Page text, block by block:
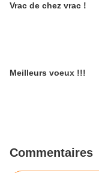
Vrac de chez vrac !
Meilleurs voeux !!!
Commentaires